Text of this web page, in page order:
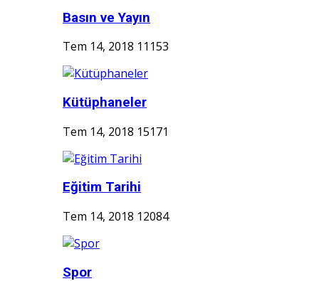
Basın ve Yayın
Tem 14, 2018 11153
Kütüphaneler
Tem 14, 2018 15171
Eğitim Tarihi
Tem 14, 2018 12084
Spor